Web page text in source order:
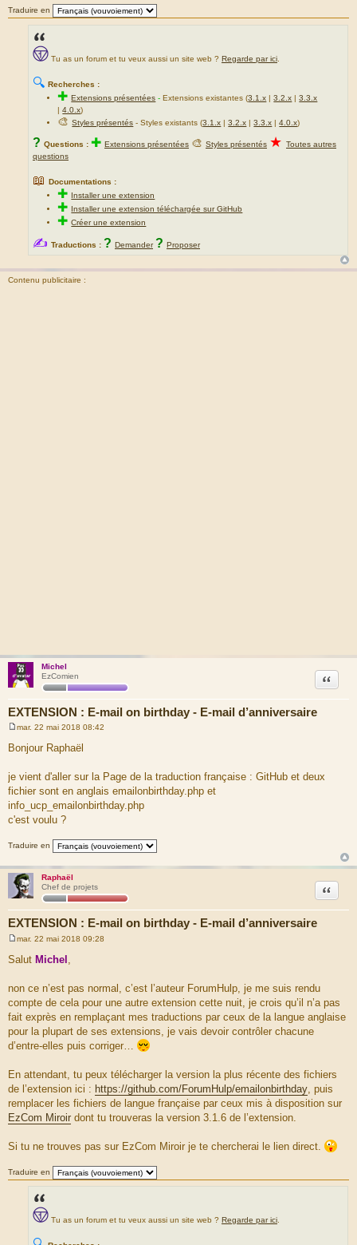
Traduire en
Tu as un forum et tu veux aussi un site web ? Regarde par ici
🔍 Recherches :
✚Extensions présentées -Extensions existantes (3.1.x |3.2.x |3.3.x
|4.0.x)
🎨Styles présentés - Styles existants (3.1.x |3.2.x |3.3.x |4.0.x)
? Questions : ✚ Extensions présentées 🎨 Styles présentés ★ Toutes autres
questions
📖 Documentations :
✚ Installer une extension
✚ Installer une extension téléchargée sur GitHub
✚Créer une extension
✍ Traductions : ? Demander ? Proposer
Contenu publicitaire :
Michel
EzComien
EXTENSION : E-mail on birthday - E-mail d’anniversaire
Citation
s
g
e
mar. 22 mai 2018 08:42
Bonjour Raphaël
je vient d'aller sur la Page de la traduction française : GitHub et deux
fichier sont en anglais emailonbirthday.php et
info_ucp_emailonbirthday.php
c'est voulu ?
Traduire en
Raphaël
Chef de projets
EXTENSION : E-mail on birthday - E-mail d’anniversaire
Citation
e
s
g
e
mar. 22 mai 2018 09:28
Salut Michel
non ce n’est pas normal, c’est l’auteur ForumHulp, je me suis rendu
compte de cela pour une autre extension cette nuit, je crois qu’il n’a pas
fait exprès en remplaçant mes traductions par ceux de la langue anglaise
pour la plupart de ses extensions, je vais devoir contrôler chacune
d’entre-elles puis corriger…
En attendant, tu peux télécharger la version la plus récente des fichiers
de l’extension ici : https://github.com/ForumHulp/emailonbirthday , puis
remplacer les fichiers de langue française par ceux mis à disposition sur
EzCom Miroir dont tu trouveras la version 3.1.6 de l’extension.
Si tu ne trouves pas sur EzCom Miroir je te chercherai le lien direct.
Traduire en
Tu as un forum et tu veux aussi un site web ? Regarde par ici